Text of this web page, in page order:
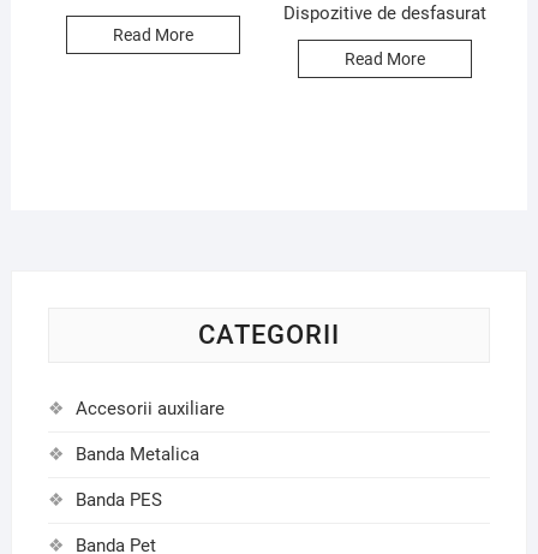
Read More
Dispozitive de desfasurat
Read More
CATEGORII
Accesorii auxiliare
Banda Metalica
Banda PES
Banda Pet